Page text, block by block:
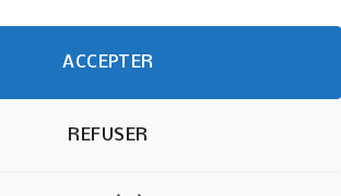
ACCEPTER
REFUSER
de Paris Bistro Editions - SARL de Presse -
légales etRGPD